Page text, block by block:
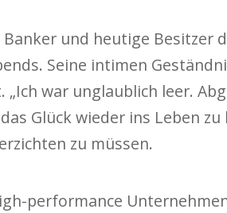
und heutige Besitzer
Seine intimen
„Ich war unglaublich leer.
Glück wieder ins Leben
zu müssen.
performance